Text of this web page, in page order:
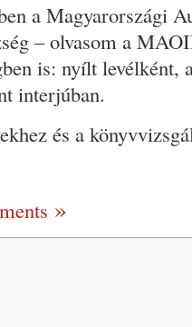
a Magyarországi
– olvasom a
is: nyílt
interjúban.
és a